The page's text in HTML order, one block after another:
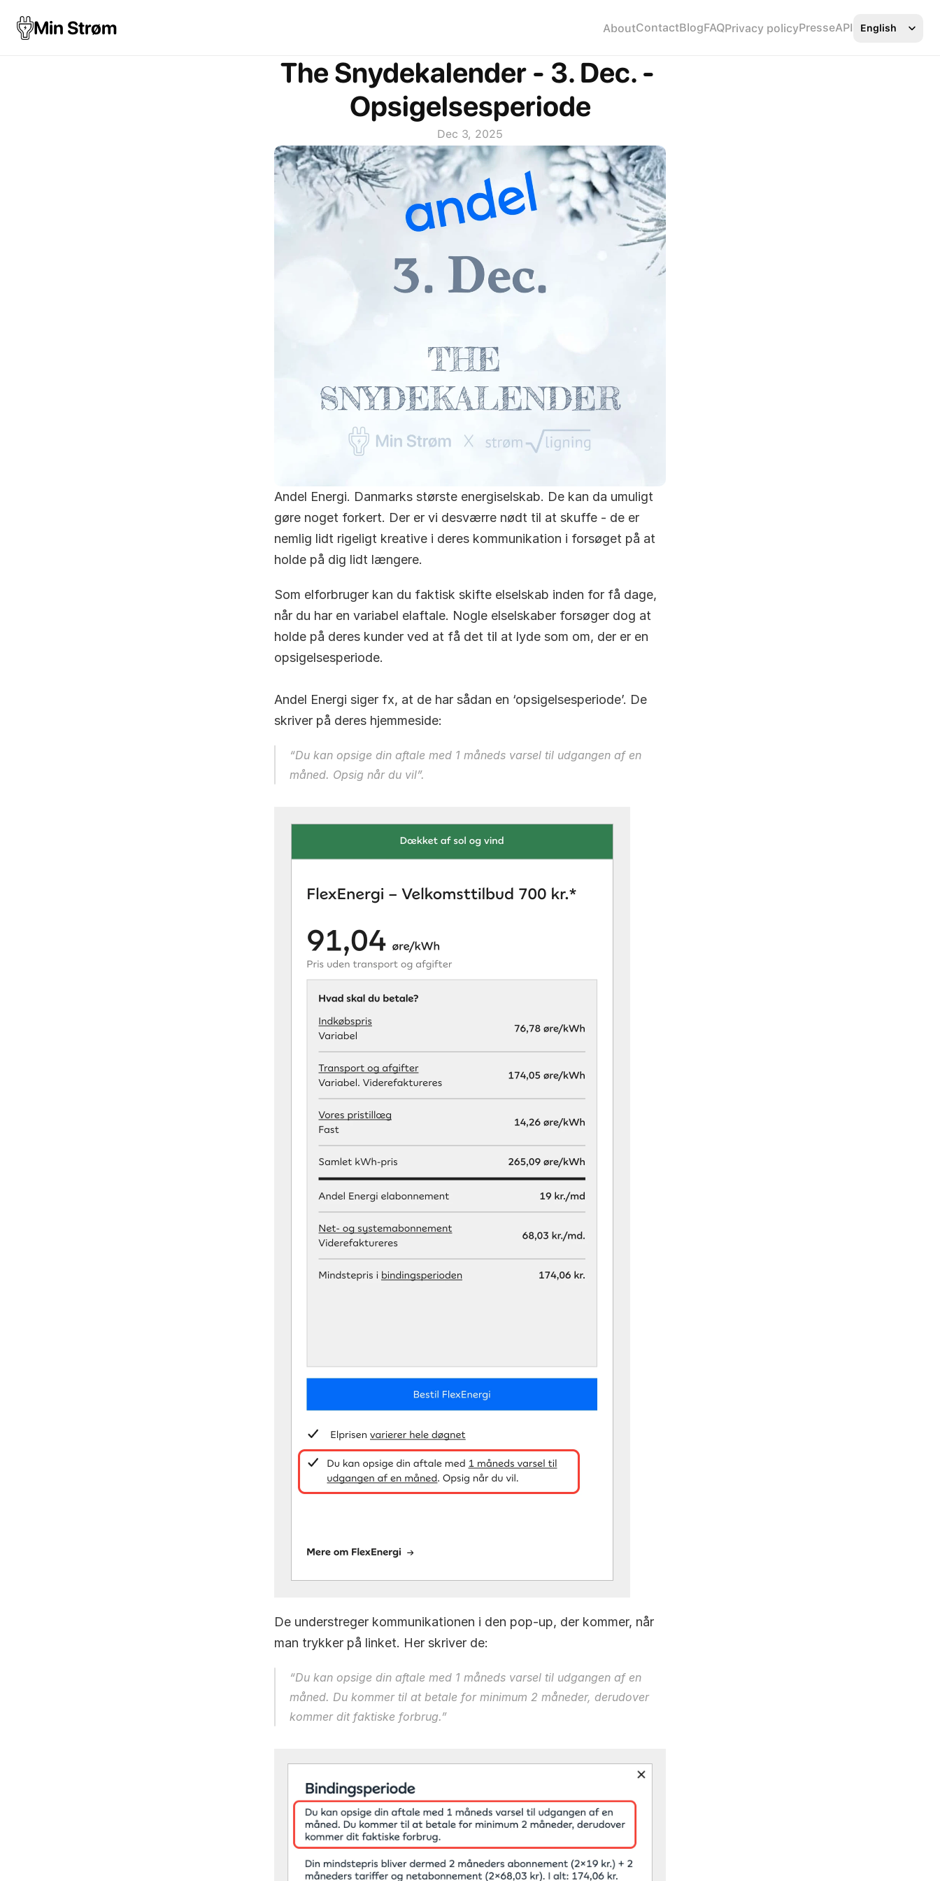
Min Strøm AboutContactBlogFAQPrivacy policyPresseAPI English
The Snydekalender - 3. Dec. -
Opsigelsesperiode
Dec 3, 2025
Andel Energi. Danmarks største energiselskab. De kan da umuligt
gøre noget forkert. Der er vi desværre nødt til at skuffe - de er
nemlig lidt rigeligt kreative i deres kommunikation i forsøget på at
holde på dig lidt længere.
Som elforbruger kan du faktisk skifte elselskab inden for få dage,
når du har en variabel elaftale. Nogle elselskaber forsøger dog at
holde på deres kunder ved at få det til at lyde som om, der er en
opsigelsesperiode.
Andel Energi siger fx, at de har sådan en ‘opsigelsesperiode’. De
skriver på deres hjemmeside:
“Du kan opsige din aftale med 1 måneds varsel til udgangen af en
måned. Opsig når du vil”.
De understreger kommunikationen i den pop-up, der kommer, når
man trykker på linket. Her skriver de:
“Du kan opsige din aftale med 1 måneds varsel til udgangen af en
måned. Du kommer til at betale for minimum 2 måneder, derudover
kommer dit faktiske forbrug.”